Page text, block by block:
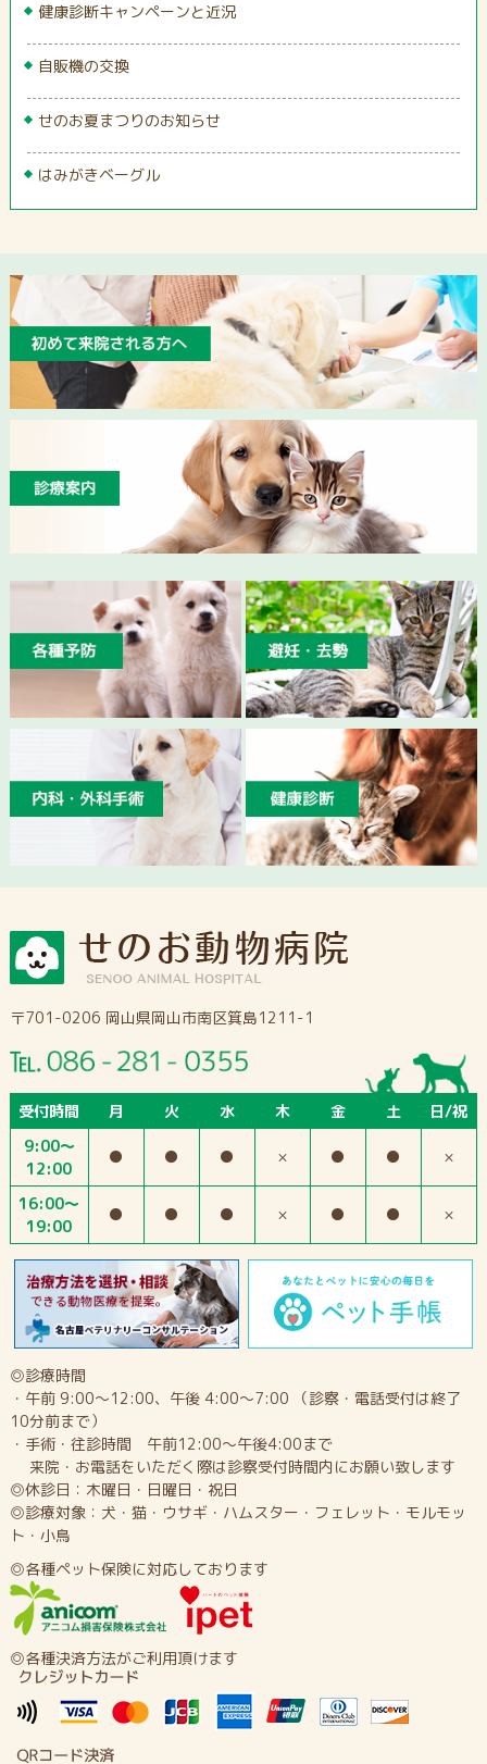
健康診断キャンペーンと近況
自販機の交換
せのお夏まつりのお知らせ
はみがきベーグル
〒701-0206 岡山県岡山市南区箕島1211-1
受付時間 月 火 水 木 金 土
日/祝
9:00～
12:00
● ● ● × ● ● ×
16:00～
19:00
● ● ● × ● ● ×
◎診療時間
・午前 9:00～12:00、午後 4:00～7:00 （診察・電話受付は終了
10分前まで）
・手術・往診時間 午前12:00～午後4:00まで
来院・お電話をいただく際は診察受付時間内にお願い致します
◎休診日：木曜日・日曜日・祝日
◎診療対象：犬・猫・ウサギ・ハムスター・フェレット・モルモッ
ト・小鳥
◎各種ペット保険に対応しております
◎各種決済方法がご利用頂けます